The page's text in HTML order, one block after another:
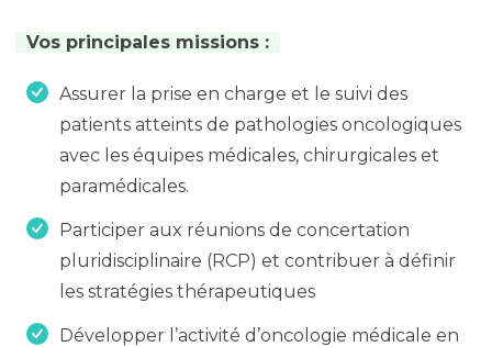
Vos principales missions :
Assurer la prise en charge et le suivi des
patients atteints de pathologies oncologiques
avec les équipes médicales, chirurgicales et
paramédicales.
Participer aux réunions de concertation
pluridisciplinaire (RCP) et contribuer à définir
les stratégies thérapeutiques
Développer l’activité d’oncologie médicale en